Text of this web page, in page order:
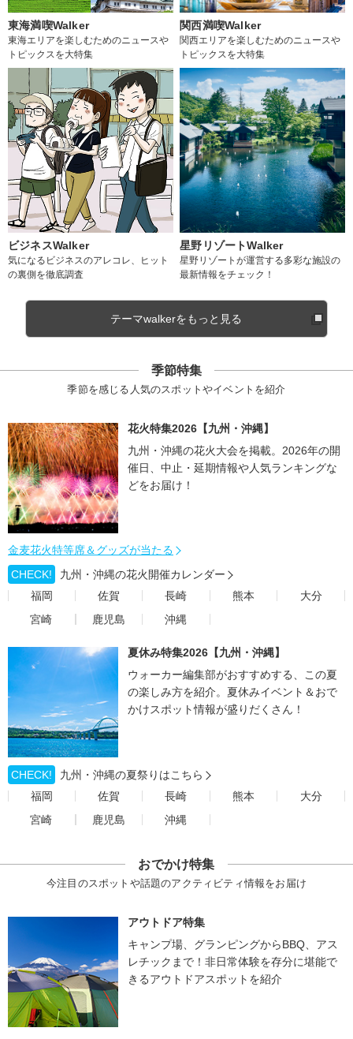
東海満喫Walker
東海エリアを楽しむためのニュースや
トピックスを大特集
関西満喫Walker
関西エリアを楽しむためのニュースや
トピックスを大特集
ビジネスWalker
気になるビジネスのアレコレ、ヒット
の裏側を徹底調査
星野リゾートWalker
星野リゾートが運営する多彩な施設の
最新情報をチェック！
テーマwalkerをもっと見る
季節特集
季節を感じる人気のスポットやイベントを紹介
花火特集2026【九州・沖縄】
九州・沖縄の花火大会を掲載。2026年の開
催日、中止・延期情報や人気ランキングな
どをお届け！
金麦花火特等席＆グッズが当たる
CHECK!
九州・沖縄の花火開催カレンダー
福岡
佐賀 長崎 熊本
大分
宮崎
鹿児島 沖縄
夏休み特集2026【九州・沖縄】
ウォーカー編集部がおすすめする、この夏
の楽しみ方を紹介。夏休みイベント＆おで
かけスポット情報が盛りだくさん！
CHECK!
九州・沖縄の夏祭りはこちら
福岡
佐賀 長崎 熊本
大分
宮崎
鹿児島 沖縄
おでかけ特集
今注目のスポットや話題のアクティビティ情報をお届け
アウトドア特集
キャンプ場、グランピングからBBQ、アス
レチックまで！非日常体験を存分に堪能で
きるアウトドアスポットを紹介